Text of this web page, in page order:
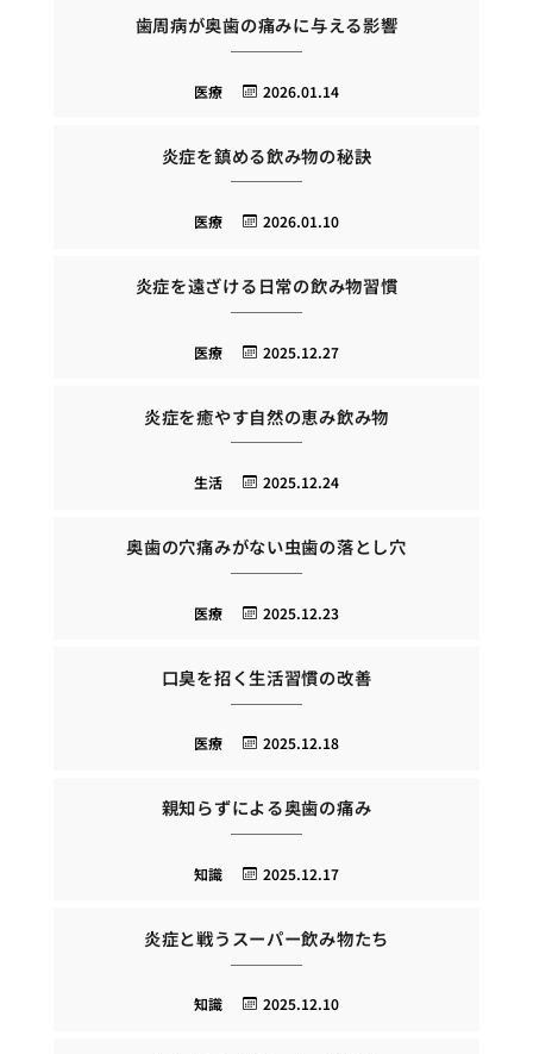
歯周病が奥歯の痛みに与える影響
2026.01.14
医療
炎症を鎮める飲み物の秘訣
2026.01.10
医療
炎症を遠ざける日常の飲み物習慣
2025.12.27
医療
炎症を癒やす自然の恵み飲み物
2025.12.24
生活
奥歯の穴痛みがない虫歯の落とし穴
2025.12.23
医療
口臭を招く生活習慣の改善
2025.12.18
医療
親知らずによる奥歯の痛み
2025.12.17
知識
炎症と戦うスーパー飲み物たち
2025.12.10
知識